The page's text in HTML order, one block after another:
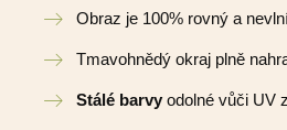
Obraz je 100% rovný a
Tmavohnědý okraj plně
Stálé barvy odolné vůči UV